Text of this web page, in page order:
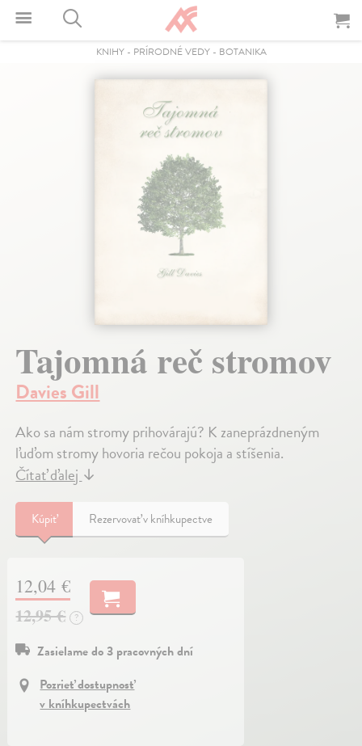
KNIHY- PRÍRODNÉ VEDY- BOTANIKA
Tajomná reč stromov
Davies Gill
Ako sa nám stromy prihovárajú? K zaneprázdneným
ľuďom stromy hovoria rečou pokoja a stíšenia.
Čítať ďalej ↓
Kúpiť Rezervovať v kníhkupectve
12,04 €
12,95 €
?
Zasielame do 3 pracovných dní
Pozrieť dostupnosť
v kníhkupectvách